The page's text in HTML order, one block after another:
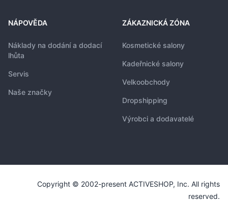
NÁPOVĚDA
Náklady na dodání a dodací
lhůta
Servis
Naše značky
ZÁKAZNICKÁ ZÓNA
Kosmetické salony
Kadeřnické salony
Velkoobchody
Dropshipping
Výrobci a dodavatelé
Copyright © 2002-present ACTIVESHOP, Inc. All rights
reserved.